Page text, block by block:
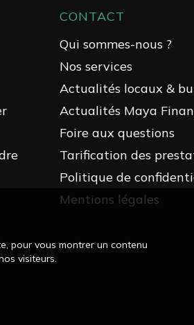
CONTACT
Qui sommes-nous ?
Nos services
Actualités locaux &
Actualités Maya
Foire aux questions
Tarification des
Politique de
Mentions légales
pour vous montrer un contenu
visiteurs.